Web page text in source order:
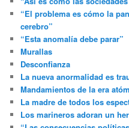
“El problema es cómo la
cerebro”
“Esta anomalía debe parar”
Murallas
Desconfianza
La nueva anormalidad es
Mandamientos de la era
La madre de todos los
Los marineros adoran un